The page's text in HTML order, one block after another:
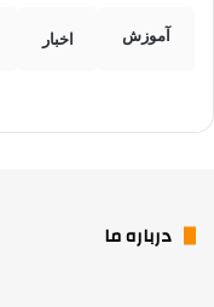
آموزش اخبار
درباره ما